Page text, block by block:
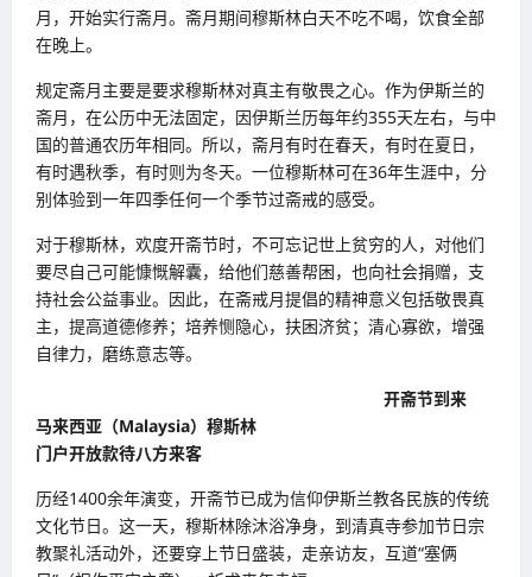
月，开始实行斋月。斋月期间穆斯林白天不吃不喝，饮食全部
在晚上。
规定斋月主要是要求穆斯林对真主有敬畏之心。作为伊斯兰的
斋月，在公历中无法固定，因伊斯兰历每年约355天左右，与中
国的普通农历年相同。所以，斋月有时在春天，有时在夏日，
有时遇秋季，有时则为冬天。一位穆斯林可在36年生涯中，分
别体验到一年四季任何一个季节过斋戒的感受。
对于穆斯林，欢度开斋节时，不可忘记世上贫穷的人，对他们
要尽自己可能慷慨解囊，给他们慈善帮困，也向社会捐赠，支
持社会公益事业。因此，在斋戒月提倡的精神意义包括敬畏真
主，提高道德修养；培养恻隐心，扶困济贫；清心寡欲，增强
自律力，磨练意志等。
开斋节到来
马来西亚（Malaysia）穆斯林
门户开放款待八方来客
历经1400余年演变，开斋节已成为信仰伊斯兰教各民族的传统
文化节日。这一天，穆斯林除沐浴净身，到清真寺参加节日宗
教聚礼活动外，还要穿上节日盛装，走亲访友，互道“塞俩